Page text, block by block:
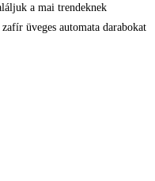
a mai trendeknek
üveges automata darabokat